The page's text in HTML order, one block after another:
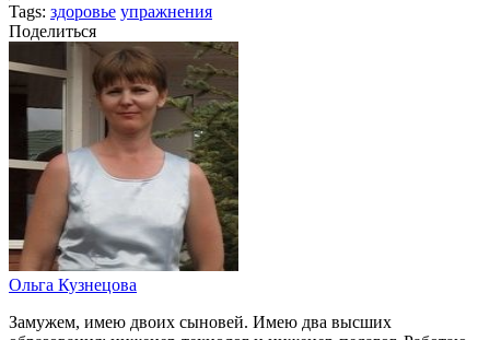
Tags: здоровье упражнения
Поделиться
Ольга Кузнецова
Замужем, имею двоих сыновей. Имею два высших